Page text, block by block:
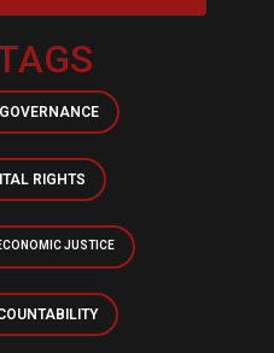
RIGHTS
JUSTICE